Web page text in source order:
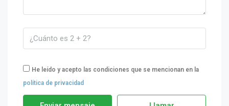
He leído y acepto las condiciones que se mencionan en la
política de privacidad